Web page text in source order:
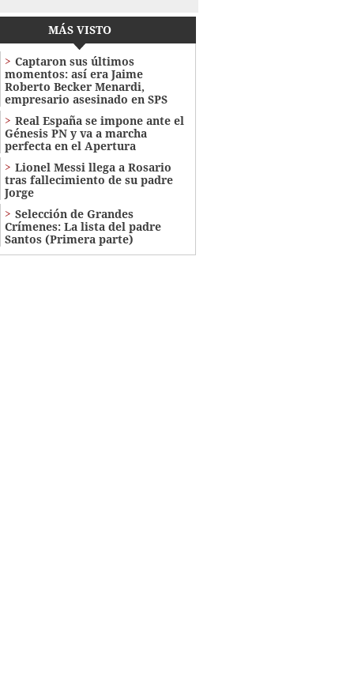
MÁS VISTO
Captaron sus últimos
momentos: así era Jaime
Roberto Becker Menardi​​​,
empresario asesinado en SPS
Real España se impone ante el
Génesis PN y va a marcha
perfecta en el Apertura
Lionel Messi llega a Rosario
tras fallecimiento de su padre
Jorge
Selección de Grandes
Crímenes: La lista del padre
Santos (Primera parte)